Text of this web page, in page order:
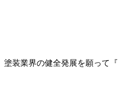
装業界の健全発展を願って『